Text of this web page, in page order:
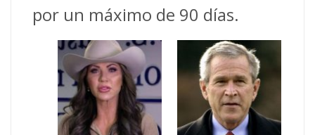
por un máximo de 90 días.